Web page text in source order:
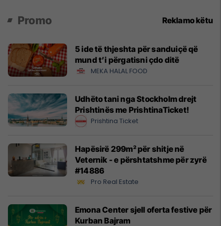
Promo Reklamo këtu
5 ide të thjeshta për sanduiçë që
mund t’i përgatisni çdo ditë
MEKA HALAL FOOD
Udhëto tani nga Stockholm drejt
Prishtinës me PrishtinaTicket!
Prishtina Ticket
Hapësirë 299m² për shitje në
Veternik - e përshtatshme për zyrë
#14886
Pro Real Estate
Emona Center sjell oferta festive për
Kurban Bajram